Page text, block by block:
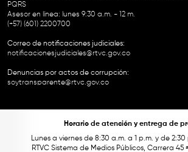
PQRS
Asesor en línea: lunes 9:30 a.m. - 12 m.
(+57) (601) 2200700
Correo de notificaciones judiciales:
notificacionesjudiciales@rtvc.gov.co
Denuncias por actos de corrupción:
soytransparente@rtvc.gov.co
Horario de atención y entrega de
Lunes a viernes de 8:30 a.m. a 1 p.m. y de
RTVC Sistema de Medios Públicos, Carrera 45